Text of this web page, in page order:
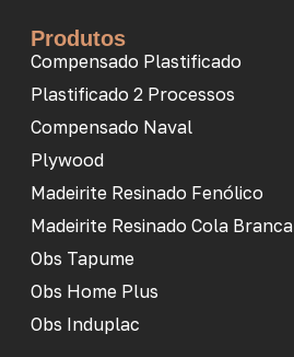
Produtos
Compensado Plastificado
Plastificado 2 Processos
Compensado Naval
Plywood
Madeirite Resinado Fenólico
Madeirite Resinado Cola Branca
Obs Tapume
Obs Home Plus
Obs Induplac